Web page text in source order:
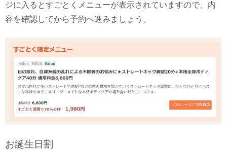
ジに入るとすごとくメニューが表示されていますので、内
容を確認してから予約へ進みましょう。
お誕生日割